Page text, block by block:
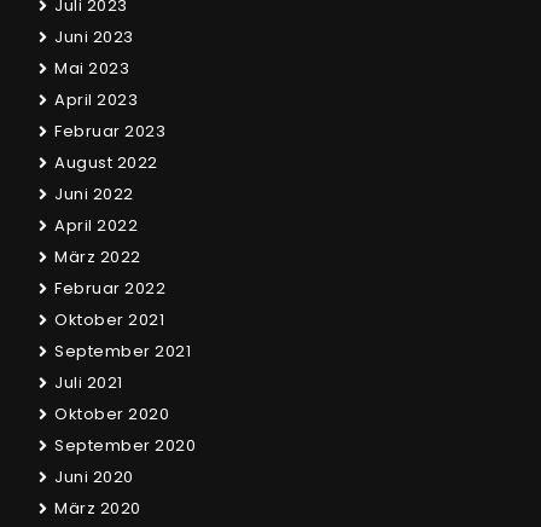
Juli 2023
Juni 2023
Mai 2023
April 2023
Februar 2023
August 2022
Juni 2022
April 2022
März 2022
Februar 2022
Oktober 2021
September 2021
Juli 2021
Oktober 2020
September 2020
Juni 2020
März 2020